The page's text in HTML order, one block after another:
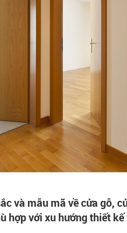
và mẫu mã về cửa gỗ,
hợp với xu hướng thiết